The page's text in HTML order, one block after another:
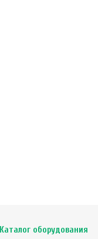
Каталог оборудования